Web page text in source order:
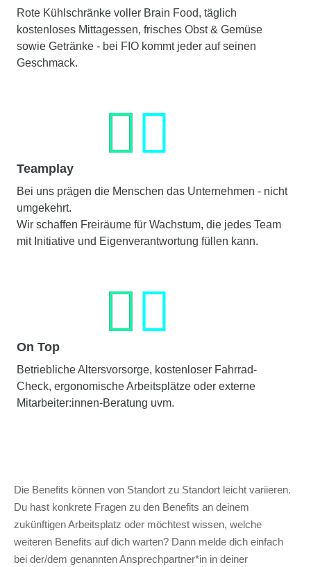
Rote Kühlschränke voller Brain Food, täglich
kostenloses Mittagessen, frisches Obst & Gemüse
sowie Getränke - bei FIO kommt jeder auf seinen
Geschmack.
Teamplay
Bei uns prägen die Menschen das Unternehmen - nicht
umgekehrt.
Wir schaffen Freiräume für Wachstum, die jedes Team
mit Initiative und Eigenverantwortung füllen kann.
On Top
Betriebliche Altersvorsorge, kostenloser Fahrrad-
Check, ergonomische Arbeitsplätze oder externe
Mitarbeiter:innen-Beratung uvm.
Die Benefits können von Standort zu Standort leicht variieren.
Du hast konkrete Fragen zu den Benefits an deinem
zukünftigen Arbeitsplatz oder möchtest wissen, welche
weiteren Benefits auf dich warten? Dann melde dich einfach
bei der/dem genannten Ansprechpartner*in in deiner